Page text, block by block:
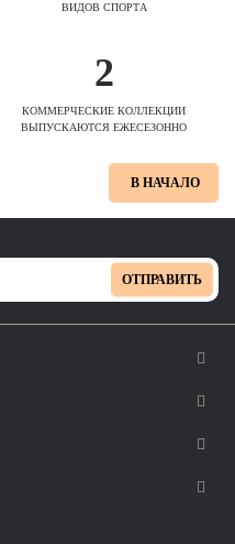
ВИДОВ СПОРТА
2
КОММЕРЧЕСКИЕ КОЛЛЕКЦИИ
ВЫПУСКАЮТСЯ ЕЖЕСЕЗОННО
В НАЧАЛО
ОТПРАВИТЬ